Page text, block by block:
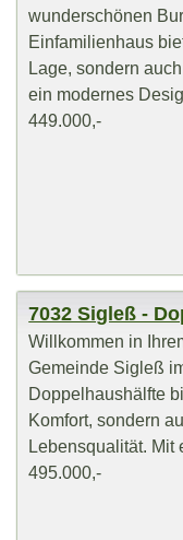
wunderschönen
Einfamilienhaus
Lage, sondern
ein modernes
449.000,-
7032 Sigleß -
Willkommen in
Gemeinde Sigleß
Doppelhaushälfte
Komfort, sondern
Lebensqualität. Mit
495.000,-